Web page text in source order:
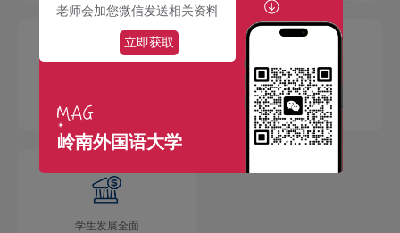
学术成果丰硕
学生发展全面
老师会加您微信发送相关资料
立即获取
岭南外国语大学